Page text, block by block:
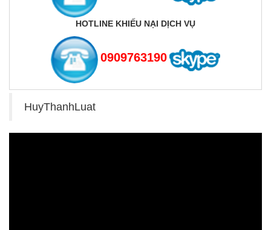
HOTLINE KHIẾU NẠI DỊCH VỤ
0909763190
HuyThanhLuat